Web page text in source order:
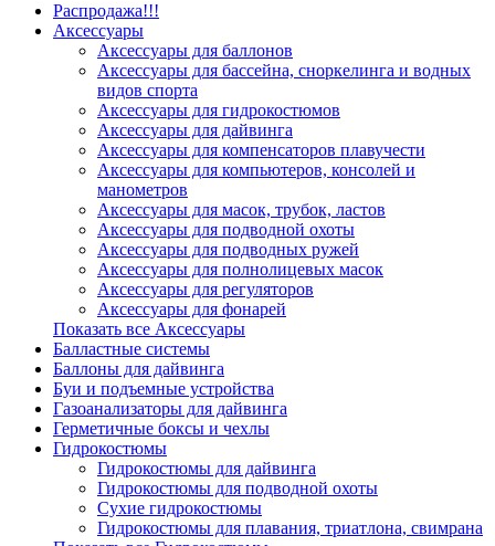
Распродажа!!!
Аксессуары
Аксессуары для баллонов
Аксессуары для бассейна, сноркелинга и водных
видов спорта
Аксессуары для гидрокостюмов
Аксессуары для дайвинга
Аксессуары для компенсаторов плавучести
Аксессуары для компьютеров, консолей и
манометров
Аксессуары для масок, трубок, ластов
Аксессуары для подводной охоты
Аксессуары для подводных ружей
Аксессуары для полнолицевых масок
Аксессуары для регуляторов
Аксессуары для фонарей
Показать все Аксессуары
Балластные системы
Баллоны для дайвинга
Буи и подъемные устройства
Газоанализаторы для дайвинга
Герметичные боксы и чехлы
Гидрокостюмы
Гидрокостюмы для дайвинга
Гидрокостюмы для подводной охоты
Сухие гидрокостюмы
Гидрокостюмы для плавания, триатлона, свимрана